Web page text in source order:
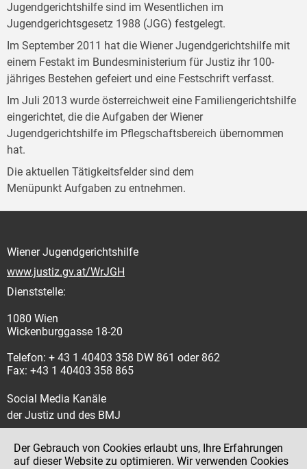
Jugendgerichtshilfe sind im Wesentlichen im
Jugendgerichtsgesetz 1988 (JGG) festgelegt.
Im September 2011 hat die Wiener Jugendgerichtshilfe mit
einem Festakt im Bundesministerium für Justiz ihr 100-
jähriges Bestehen gefeiert und eine Festschrift verfasst.
Im Juli 2013 wurde österreichweit eine Familiengerichtshilfe
eingerichtet, die die Aufgaben der Wiener
Jugendgerichtshilfe im Pflegschaftsbereich übernommen
hat.
Die aktuellen Tätigkeitsfelder sind dem
Menüpunkt Aufgaben zu entnehmen.
Wiener Jugendgerichtshilfe
www.justiz.gv.at/WrJGH
Dienststelle:
1080 Wien
Wickenburggasse 18-20
Telefon: + 43 1 40403 358 DW 861 oder 862
Fax: +43 1 40403 358 865
Social Media Kanäle
der Justiz und des BMJ
Der Gebrauch von Cookies erlaubt uns, Ihre Erfahrungen
auf dieser Website zu optimieren. Wir verwenden Cookies